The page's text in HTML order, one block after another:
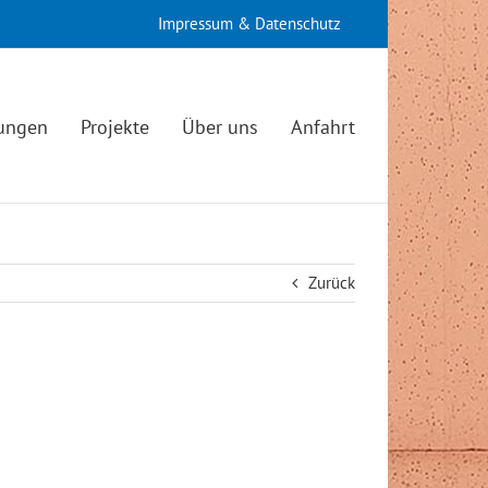
Impressum & Datenschutz
Projekte Über uns Anfahrt
Zurück